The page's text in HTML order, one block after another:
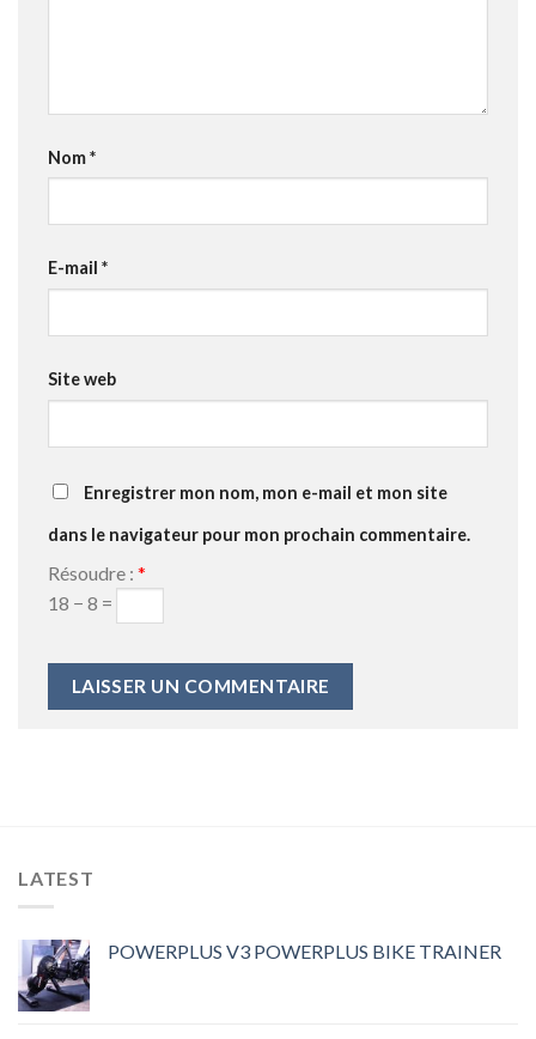
Nom*
E-mail *
Site web
Enregistrer mon nom, mon e-mail et mon site
dans le navigateur pour mon prochain commentaire.
Résoudre : *
18 − 8 =
LATEST
POWERPLUS V3 POWERPLUS BIKE TRAINER